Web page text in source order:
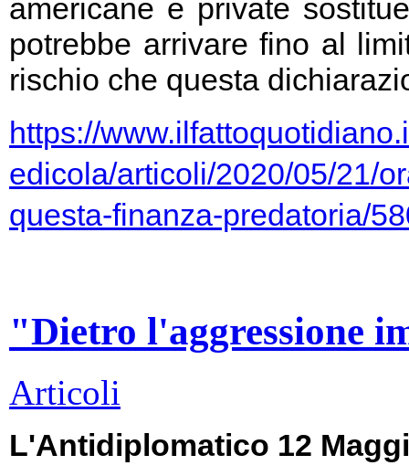
americane e private
potrebbe arrivare fino al
rischio che questa
https://
edicola/articoli/2020/05/21/
questa-finanza-predatoria/
"Dietro l'aggressione
Articoli
L'Antidiplomatico 12